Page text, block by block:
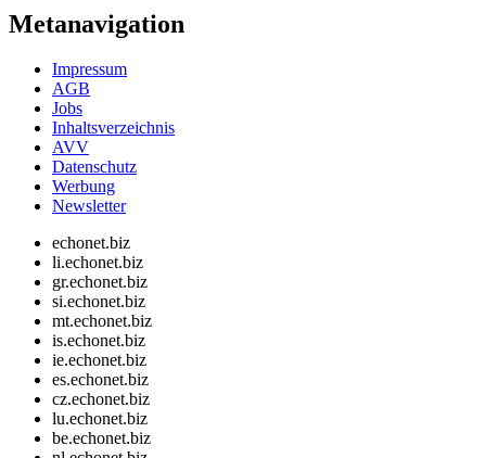
Metanavigation
Impressum
AGB
Jobs
Inhaltsverzeichnis
AVV
Datenschutz
Werbung
Newsletter
echonet.biz
li.echonet.biz
gr.echonet.biz
si.echonet.biz
mt.echonet.biz
is.echonet.biz
ie.echonet.biz
es.echonet.biz
cz.echonet.biz
lu.echonet.biz
be.echonet.biz